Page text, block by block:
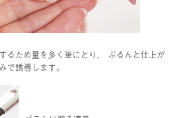
るため量を多く筆にとり、 ぷるんと仕上が
で誘導します。